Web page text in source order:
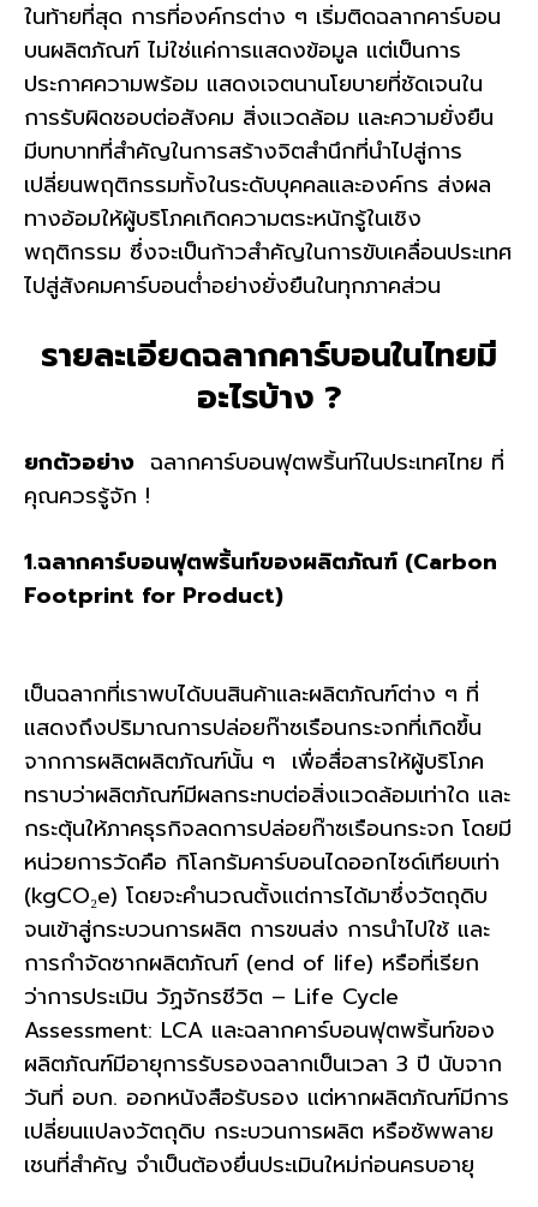
ในท้ายที่สุด การที่องค์กรต่าง ๆ เริ่มติดฉลากคาร์บอน
บนผลิตภัณฑ์ ไม่ใช่แค่การแสดงข้อมูล แต่เป็นการ
ประกาศความพร้อม แสดงเจตนานโยบายที่ชัดเจนใน
การรับผิดชอบต่อสังคม สิ่งแวดล้อม และความยั่งยืน
มีบทบาทที่สำคัญในการสร้างจิตสำนึกที่นำไปสู่การ
เปลี่ยนพฤติกรรมทั้งในระดับบุคคลและองค์กร ส่งผล
ทางอ้อมให้ผู้บริโภคเกิดความตระหนักรู้ในเชิง
พฤติกรรม ซึ่งจะเป็นก้าวสำคัญในการขับเคลื่อนประเทศ
ไปสู่สังคมคาร์บอนต่ำอย่างยั่งยืนในทุกภาคส่วน
รายละเอียดฉลากคาร์บอนในไทยมี
อะไรบ้าง ?
ยกตัวอย่าง ฉลากคาร์บอนฟุตพริ้นท์ในประเทศไทย ที่
คุณควรรู้จัก !
1.ฉลากคาร์บอนฟุตพริ้นท์ของผลิตภัณฑ์ (Carbon
Footprint for Product)
เป็นฉลากที่เราพบได้บนสินค้าและผลิตภัณฑ์ต่าง ๆ ที่
แสดงถึงปริมาณการปล่อยก๊าซเรือนกระจกที่เกิดขึ้น
จากการผลิตผลิตภัณฑ์นั้น ๆ เพื่อสื่อสารให้ผู้บริโภค
ทราบว่าผลิตภัณฑ์มีผลกระทบต่อสิ่งแวดล้อมเท่าใด และ
กระตุ้นให้ภาคธุรกิจลดการปล่อยก๊าซเรือนกระจก โดยมี
หน่วยการวัดคือ กิโลกรัมคาร์บอนไดออกไซด์เทียบเท่า
(kgCO₂e) โดยจะคำนวณตั้งแต่การได้มาซึ่งวัตถุดิบ
จนเข้าสู่กระบวนการผลิต การขนส่ง การนำไปใช้ และ
การกำจัดซากผลิตภัณฑ์ (end of life) หรือที่เรียก
ว่าการประเมิน วัฏจักรชีวิต – Life Cycle
Assessment: LCA และฉลากคาร์บอนฟุตพริ้นท์ของ
ผลิตภัณฑ์มีอายุการรับรองฉลากเป็นเวลา 3 ปี นับจาก
วันที่ อบก. ออกหนังสือรับรอง แต่หากผลิตภัณฑ์มีการ
เปลี่ยนแปลงวัตถุดิบ กระบวนการผลิต หรือซัพพลาย
เชนที่สำคัญ จำเป็นต้องยื่นประเมินใหม่ก่อนครบอายุ